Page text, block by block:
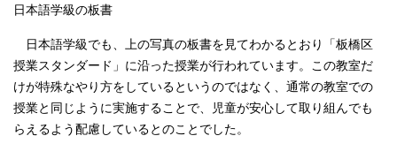
日本語学級の板書
日本語学級でも、上の写真の板書を見てわかるとおり「板橋区
授業スタンダード」に沿った授業が行われています。この教室だ
けが特殊なやり方をしているというのではなく、通常の教室での
授業と同じように実施することで、児童が安心して取り組んでも
らえるよう配慮しているとのことでした。